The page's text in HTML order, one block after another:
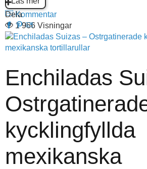
Kommentar
1 966 Visningar
Dela
Enchiladas
kycklingfyllda
mexikanska